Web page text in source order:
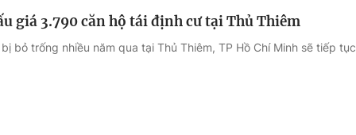
giá 3.790 căn hộ tái định cư tại Thủ Thiêm
bỏ trống nhiều năm qua tại Thủ Thiêm, TP Hồ Chí Minh sẽ tiếp tục